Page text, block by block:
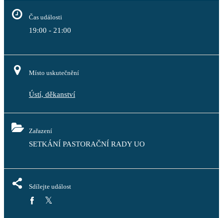
Čas události
19:00 - 21:00
Místo uskutečnění
Ústí, děkanství
Zařazení
SETKÁNÍ PASTORAČNÍ RADY UO
Sdílejte událost